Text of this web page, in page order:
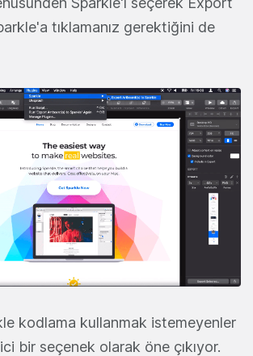
tıklamanız gerektiğini de
kodlama kullanmak istemeyenler
bir seçenek olarak öne çıkıyor.